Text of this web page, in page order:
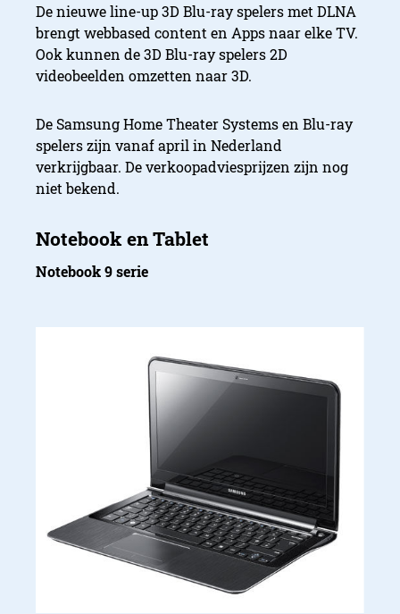
De nieuwe line-up 3D Blu-ray spelers met DLNA
brengt webbased content en Apps naar elke TV.
Ook kunnen de 3D Blu-ray spelers 2D
videobeelden omzetten naar 3D.
De Samsung Home Theater Systems en Blu-ray
spelers zijn vanaf april in Nederland
verkrijgbaar. De verkoopadviesprijzen zijn nog
niet bekend.
Notebook 9 serie